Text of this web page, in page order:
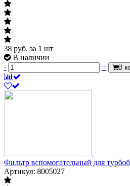
38 руб. за 1 шт
В наличии
-
+ В
Фильтр вспомогательный для
Артикул: 8005027